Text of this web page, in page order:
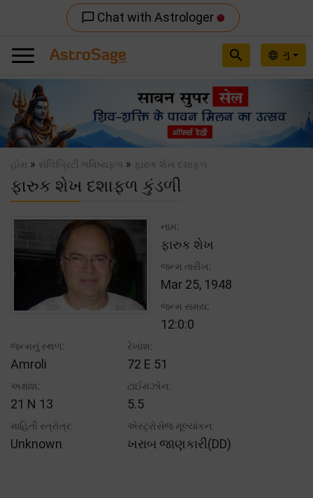
chat_bubble_outline Chat with Astrologer
language ગુ
search
Previous
હોમ » સેલિબ્રિટી ભવિષ્યફળ » ફારુક શેખ દશાફળ
ફારુક શેખ દશાફળ કુંડળી
નામ:
ફારુક શેખ
જન્મ તારીખ:
Mar 25, 1948
જન્મ સમય:
12:0:0
જન્મનું સ્થળ:
Amroli
રેખાંશ:
72 E 51
અક્ષાંશ:
21 N 13
ટાઈમઝોન:
5.5
માહિતી સ્ત્રોત્ર:
Unknown
એસ્ટ્રોસેજ મૂલ્યાંકન:
ખરાબ જાણકારી(DD)